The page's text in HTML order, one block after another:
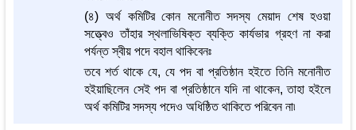
(৪) অর্থ কমিটির কোন মনোনীত সদস্য মেয়াদ শেষ হওয়া
সত্ত্বেও তাঁহার স্থলাভিষিক্ত ব্যক্তি কার্যভার গ্রহণ না করা
পর্যন্ত স্বীয় পদে বহাল থাকিবেনঃ
তবে শর্ত থাকে যে, যে পদ বা প্রতিষ্ঠান হইতে তিনি মনোনীত
হইয়াছিলেন সেই পদ বা প্রতিষ্ঠানে যদি না থাকেন, তাহা হইলে
অর্থ কমিটির সদস্য পদেও অধিষ্ঠিত থাকিতে পরিবেন না৷